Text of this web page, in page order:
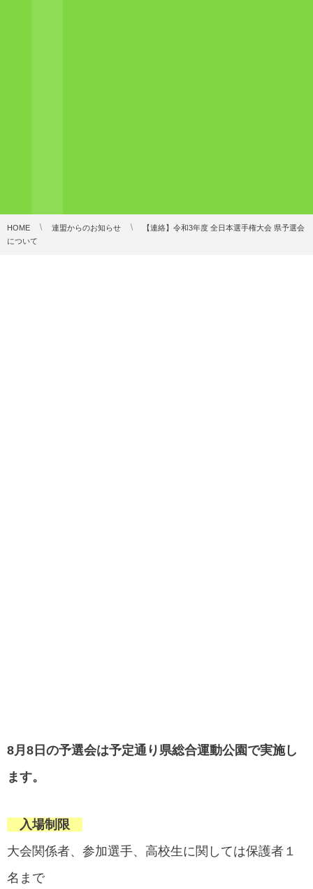
HOME 連盟からのお知らせ
【連絡】令和3年度 全日本選手権大会 県予選会
について
8月8日の予選会は予定通り県総合運動公園で実施し
ます。
入場制限
大会関係者、参加選手、高校生に関しては保護者１
名まで